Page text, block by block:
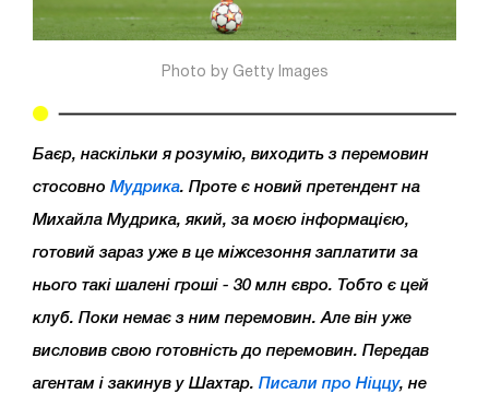
Photo by Getty Images
Баєр, наскільки я розумію, виходить з перемовин
стосовно Мудрика. Проте є новий претендент на
Михайла Мудрика, який, за моєю інформацією,
готовий зараз уже в це міжсезоння заплатити за
нього такі шалені гроші - 30 млн євро. Тобто є цей
клуб. Поки немає з ним перемовин. Але він уже
висловив свою готовність до перемовин. Передав
агентам і закинув у Шахтар. Писали про Ніццу, не